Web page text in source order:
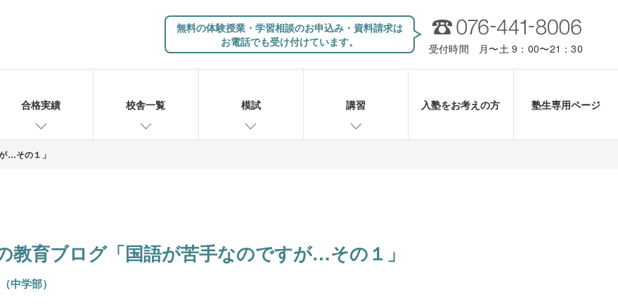
無料の体験授業・学習相談のお申込み・資料請求は
お電話でも受け付けています。
受付時間 月〜土 9：00〜21：30
合格実績 校舎一覧 模試 講習 入塾をお考えの方 塾生専用ページ
…その１」
育ブログ「国語が苦手なのですが…その１」
中学部）